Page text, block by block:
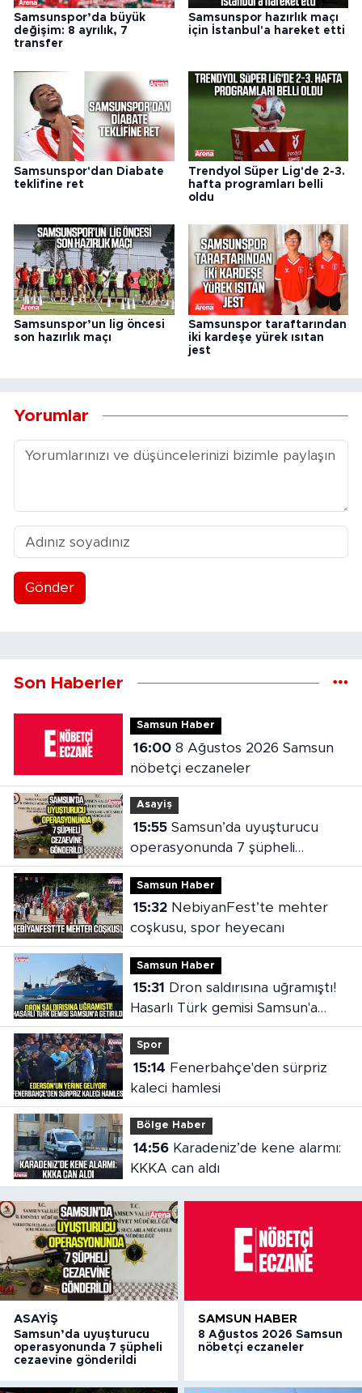
Samsunspor’da büyük
değişim: 8 ayrılık, 7
transfer
Samsunspor hazırlık maçı
için İstanbul'a hareket etti
Samsunspor'dan Diabate
teklifine ret
Trendyol Süper Lig'de 2-3.
hafta programları belli
oldu
Samsunspor’un lig öncesi
son hazırlık maçı
Samsunspor taraftarından
iki kardeşe yürek ısıtan
jest
Yorumlar
Gönder
Son Haberler
Samsun Haber
16:008 Ağustos 2026 Samsun
nöbetçi eczaneler
Asayiş
15:55Samsun’da uyuşturucu
operasyonunda 7 şüpheli
cezaevine gönderildi
Samsun Haber
15:32NebiyanFest’te mehter
coşkusu, spor heyecanı
Samsun Haber
15:31
Hasarlı Türk gemisi Samsun'a
getirildi
Spor
15:14
kaleci hamlesi
Bölge Haber
14:56Karadeniz’de kene alarmı:
KKKA can aldı
ASAYIŞ
Samsun’da uyuşturucu
operasyonunda 7 şüpheli
cezaevine gönderildi
SAMSUN HABER
8 Ağustos 2026 Samsun
nöbetçi eczaneler